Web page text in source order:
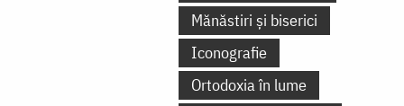
Mănăstiri și biserici
Iconografie
Ortodoxia în lume